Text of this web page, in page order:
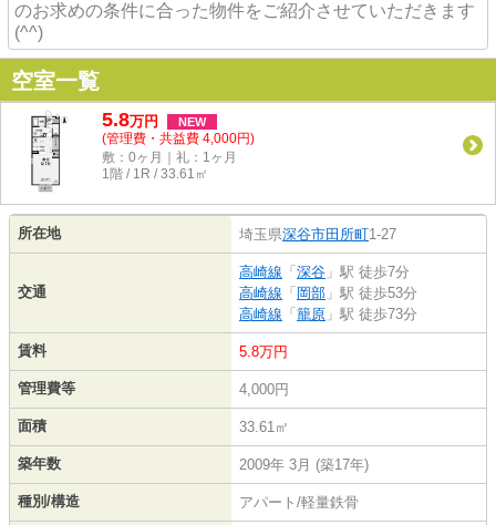
のお求めの条件に合った物件をご紹介させていただきます
(^^)
空室一覧
5.8万円 NEW
(管理費・共益費 4,000円)
敷：0ヶ月｜礼：1ヶ月
1階 / 1R / 33.61㎡
所在地 埼玉県深谷市田所町1-27
交通
高崎線 「 深谷 」駅 徒歩7分
高崎線 「 岡部 」駅 徒歩53分
高崎線 「 籠原 」駅 徒歩73分
賃料 5.8万円
管理費等 4,000円
面積 33.61㎡
築年数 2009年 3月 (築17年)
種別/構造 アパート/軽量鉄骨